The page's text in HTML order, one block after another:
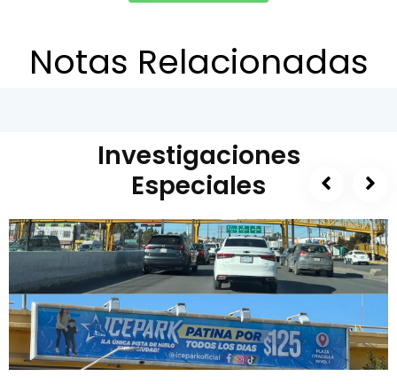
Notas Relacionadas
Investigaciones
Especiales